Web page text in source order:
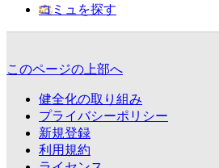
コミュを探す
このページの上部へ
健全化の取り組み
プライバシーポリシー
新規登録
利用規約